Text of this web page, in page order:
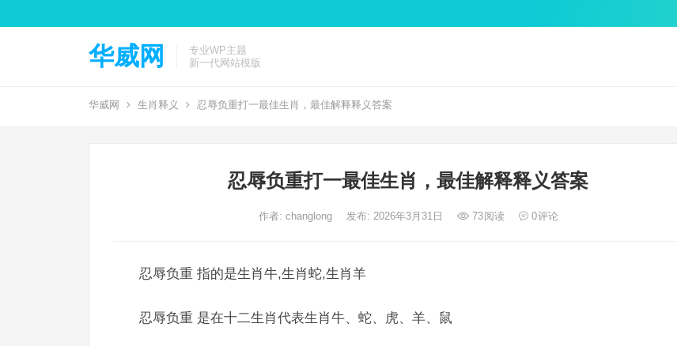
华威网
专业WP主题
新一代网站模版
华威网 生肖释义 忍辱负重打一最佳生肖，最佳解释释义答案
忍辱负重打一最佳生肖，最佳解释释义答案
作者: changlong 发布: 2026年3月31日 73阅读 0评论
忍辱负重 指的是生肖牛,生肖蛇,生肖羊
忍辱负重 是在十二生肖代表生肖牛、蛇、虎、羊、鼠